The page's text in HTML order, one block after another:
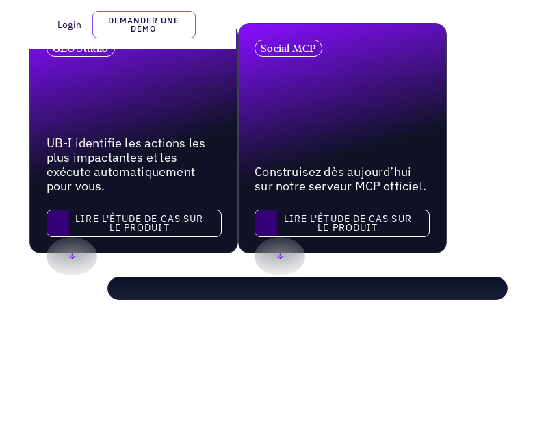
Login
DEMANDER UNE
DÉMO
GEO Studio
UB-I identifie les actions les
plus impactantes et les
exécute automatiquement
pour vous.
Lire l'étude de cas sur le produit
LIRE L'ÉTUDE DE CAS SUR
LE PRODUIT
Social MCP
Construisez dès aujourd’hui
sur notre serveur MCP officiel.
Lire l'étude de cas sur le produit
LIRE L'ÉTUDE DE CAS SUR
LE PRODUIT